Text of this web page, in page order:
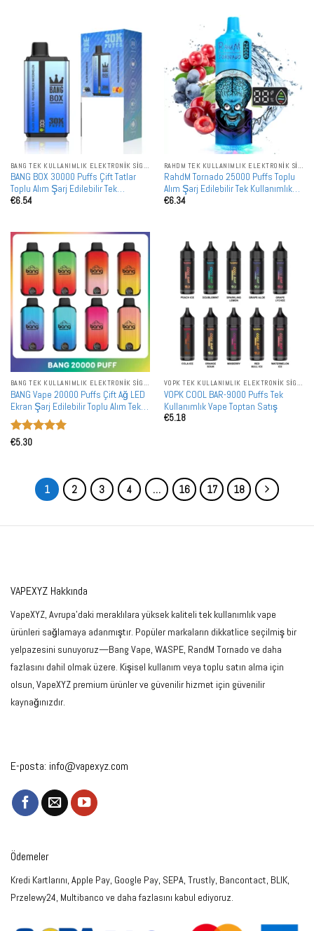
BANG TEK KULLANIMLIK ELEKTRONIK SIGARALAR
BANG BOX 30000 Puffs Çift Tatlar
Toplu Alım Şarj Edilebilir Tek
Kullanımlık Vape Toptan Satış
€6.54
RAHDM TEK KULLANIMLIK ELEKTRONIK SIGARALAR
RahdM Tornado 25000 Puffs Toplu
Alım Şarj Edilebilir Tek Kullanımlık
Vape Toptan Satış
€6.34
BANG TEK KULLANIMLIK ELEKTRONIK SIGARALAR
BANG Vape 20000 Puffs Çift Ağ LED
Ekran Şarj Edilebilir Toplu Alım Tek
Kullanımlık Vape Toptan Satış
5 üzerinden
€5.30
VOPK TEK KULLANIMLIK ELEKTRONIK SIGARALAR
VOPK COOL BAR-9000 Puffs Tek
Kullanımlık Vape Toptan Satış
€5.18
1 2 3 4 … 16 17 18
VAPEXYZ Hakkında
VapeXYZ, Avrupa'daki meraklılara yüksek kaliteli tek kullanımlık vape
ürünleri sağlamaya adanmıştır. Popüler markaların dikkatlice seçilmiş bir
yelpazesini sunuyoruz—Bang Vape, WASPE, RandM Tornado ve daha
fazlasını dahil olmak üzere. Kişisel kullanım veya toplu satın alma için
olsun, VapeXYZ premium ürünler ve güvenilir hizmet için güvenilir
kaynağınızdır.
E-posta: info@vapexyz.com
Ödemeler
Kredi Kartlarını, Apple Pay, Google Pay, SEPA, Trustly, Bancontact, BLIK,
Przelewy24, Multibanco ve daha fazlasını kabul ediyoruz.